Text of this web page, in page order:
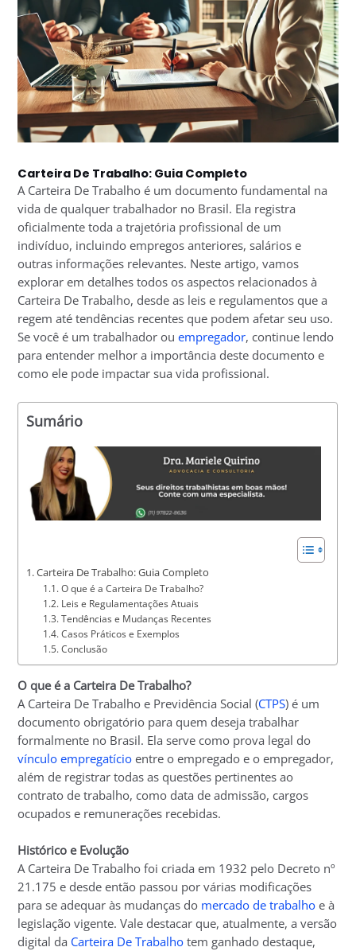
Carteira De Trabalho: Guia Completo
A Carteira De Trabalho é um documento fundamental na
vida de qualquer trabalhador no Brasil. Ela registra
oficialmente toda a trajetória profissional de um
indivíduo, incluindo empregos anteriores, salários e
outras informações relevantes. Neste artigo, vamos
explorar em detalhes todos os aspectos relacionados à
Carteira De Trabalho, desde as leis e regulamentos que a
regem até tendências recentes que podem afetar seu uso.
Se você é um trabalhador ouempregador, continue lendo
para entender melhor a importância deste documento e
como ele pode impactar sua vida profissional.
Sumário
Carteira De Trabalho: Guia Completo
O que é a Carteira De Trabalho?
Leis e Regulamentações Atuais
Tendências e Mudanças Recentes
Casos Práticos e Exemplos
Conclusão
O que é a Carteira De Trabalho?
A Carteira De Trabalho e Previdência Social (CTPS) é um
documento obrigatório para quem deseja trabalhar
formalmente no Brasil. Ela serve como prova legal do
vínculo empregatício entre o empregado e o empregador,
além de registrar todas as questões pertinentes ao
contrato de trabalho, como data de admissão, cargos
ocupados e remunerações recebidas.
Histórico e Evolução
A Carteira De Trabalho foi criada em 1932 pelo Decreto nº
21.175 e desde então passou por várias modificações
para se adequar às mudanças do mercado de trabalho e à
legislação vigente. Vale destacar que, atualmente, a versão
digital da Carteira De Trabalho tem ganhado destaque,